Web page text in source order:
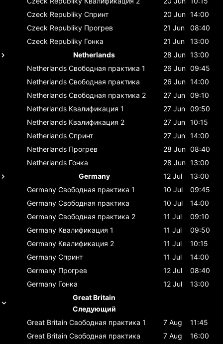
Czeck Republiky Спринт 20 Jun 14:00
Czeck Republiky Прогрев 21 Jun
08:40
Czeck Republiky Гонка 21 Jun
13:00
Netherlands
28 Jun 13:00
Netherlands Свободная практика 1 26 Jun 09:45
Netherlands Свободная практика 26 Jun 14:00
Netherlands Свободная практика 2 27 Jun 09:10
Netherlands Квалификация 1 27 Jun 09:50
Netherlands Квалификация 2 27 Jun 10:15
Netherlands Спринт 27 Jun 14:00
Netherlands Прогрев 28 Jun 08:40
Netherlands Гонка 28 Jun 13:00
Germany
12 Jul
13:00
Germany Свободная практика 1 10 Jul
09:45
Germany Свободная практика 10 Jul
14:00
Germany Свободная практика 2 11 Jul
09:10
Germany Квалификация 1 11 Jul
09:50
Germany Квалификация 2 11 Jul
10:15
Germany Спринт 11 Jul
14:00
Germany Прогрев 12 Jul
08:40
Germany Гонка 12 Jul
13:00
Great Britain
Следующий
Great Britain Свободная практика 1 7 Aug
11:45
Great Britain Свободная практика 7 Aug
16:00